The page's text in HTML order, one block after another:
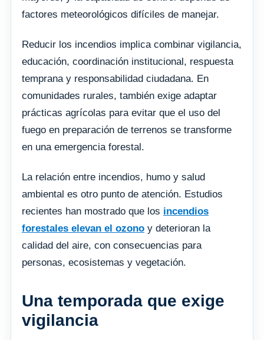
factores meteorológicos difíciles de manejar.
Reducir los incendios implica combinar vigilancia,
educación, coordinación institucional, respuesta
temprana y responsabilidad ciudadana. En
comunidades rurales, también exige adaptar
prácticas agrícolas para evitar que el uso del
fuego en preparación de terrenos se transforme
en una emergencia forestal.
La relación entre incendios, humo y salud
ambiental es otro punto de atención. Estudios
recientes han mostrado que los incendios
forestales elevan el ozono y deterioran la
calidad del aire, con consecuencias para
personas, ecosistemas y vegetación.
Una temporada que exige
vigilancia